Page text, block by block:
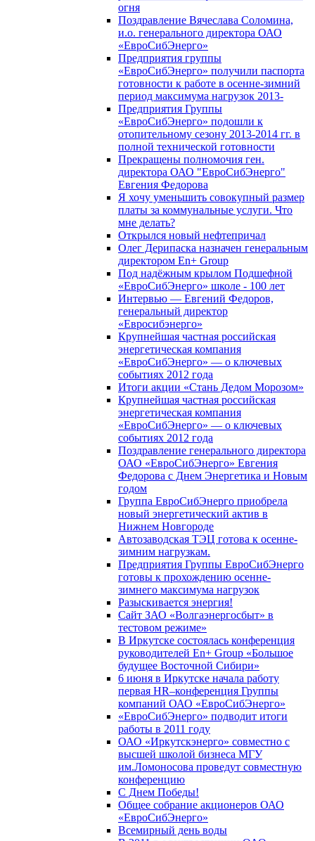
огня
Поздравление Вячеслава Соломина,
и.о. генерального директора ОАО
«ЕвроСибЭнерго»
Предприятия группы
«ЕвроСибЭнерго» получили паспорта
готовности к работе в осенне-зимний
период максимума нагрузок 2013-
Предприятия Группы
«ЕвроСибЭнерго» подошли к
отопительному сезону 2013-2014 гг. в
полной технической готовности
Прекращены полномочия ген.
директора ОАО "ЕвроСибЭнерго"
Евгения Федорова
Я хочу уменьшить совокупный размер
платы за коммунальные услуги. Что
мне делать?
Открылся новый нефтепричал
Олег Дерипаска назначен генеральным
директором En+ Group
Под надёжным крылом Подшефной
«ЕвроСибЭнерго» школе - 100 лет
Интервью — Евгений Федоров,
генеральный директор
«Евросибэнерго»
Крупнейшая частная российская
энергетическая компания
«ЕвроСибЭнерго» — о ключевых
событиях 2012 года
Итоги акции «Стань Дедом Морозом»
Крупнейшая частная российская
энергетическая компания
«ЕвроСибЭнерго» — о ключевых
событиях 2012 года
Поздравление генерального директора
ОАО «ЕвроСибЭнерго» Евгения
Федорова с Днем Энергетика и Новым
годом
Группа ЕвроСибЭнерго приобрела
новый энергетический актив в
Нижнем Новгороде
Автозаводская ТЭЦ готова к осенне-
зимним нагрузкам.
Предприятия Группы ЕвроСибЭнерго
готовы к прохождению осенне-
зимнего максимума нагрузок
Разыскивается энергия!
Сайт ЗАО «Волгаэнергосбыт» в
тестовом режиме»
В Иркутске состоялась конференция
руководителей En+ Group «Большое
будущее Восточной Сибири»
6 июня в Иркутске начала работу
первая HR–конференция Группы
компаний ОАО «ЕвроСибЭнерго»
«ЕвроСибЭнерго» подводит итоги
работы в 2011 году
ОАО «Иркутскэнерго» совместно с
высшей школой бизнеса МГУ
им.Ломоносова проведут совместную
конференцию
С Днем Победы!
Общее собрание акционеров ОАО
«ЕвроСибЭнерго»
Всемирный день воды